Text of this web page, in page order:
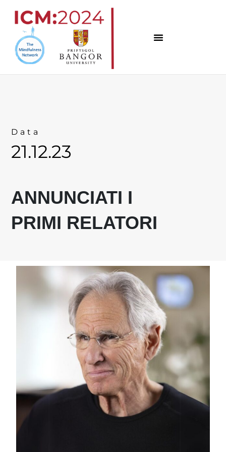
contenuto
Data
21.12.23
ANNUNCIATI I
PRIMI RELATORI